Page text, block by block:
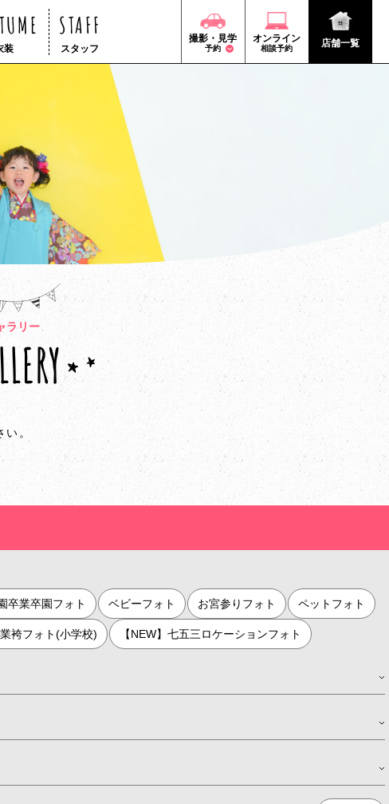
装
STAFF
スタッフ
撮影・見学
予約
オンライン
相談予約 店舗一覧
ラリー
。
卒業卒園フォト ベビーフォト お宮参りフォト ペットフォト
袴フォト(小学校) 【NEW】七五三ロケーションフォト